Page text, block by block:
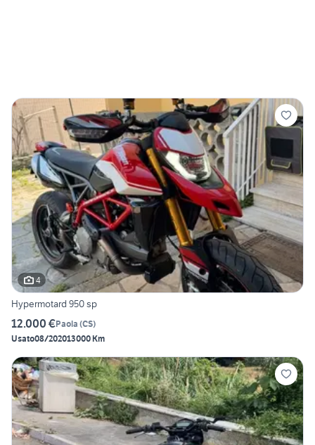
4
Hypermotard 950 sp
12.000 €Paola (CS)
Usato08/202013000 Km